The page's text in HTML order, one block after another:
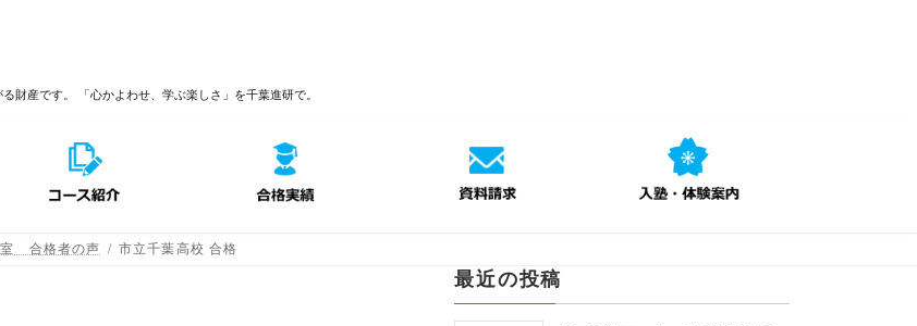
財産です。 「心かよわせ、学ぶ楽しさ」を千葉進研で。
室 合格者の声 市立千葉高校 合格
最近の投稿